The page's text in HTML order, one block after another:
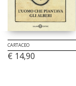
CARTACEO
€ 14,90